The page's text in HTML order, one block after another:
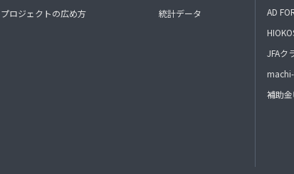
プロジェクトの広め方
統計データ
AD
JFAク
補助